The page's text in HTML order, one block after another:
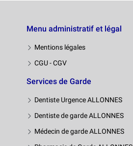
Menu administratif et légal
Mentions légales
CGU - CGV
Services de Garde
Dentiste Urgence ALLONNES
Dentiste de garde ALLONNES
Médecin de garde ALLONNES